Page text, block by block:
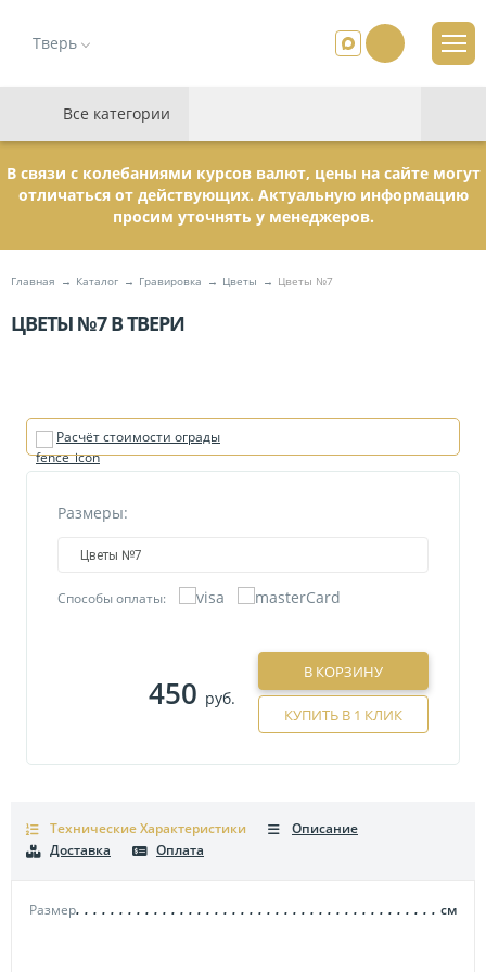
Тверь
Все категории
В связи с колебаниями курсов валют, цены на сайте могут
отличаться от действующих. Актуальную информацию
просим уточнять у менеджеров.
Главная Каталог Гравировка Цветы Цветы №7
ЦВЕТЫ №7 В ТВЕРИ
Расчёт стоимости ограды
Размеры:
Цветы №7
Способы оплаты:
450 руб.
В КОРЗИНУ
КУПИТЬ В 1 КЛИК
Технические Характеристики
Размер см
Описание
Доставка
Оплата